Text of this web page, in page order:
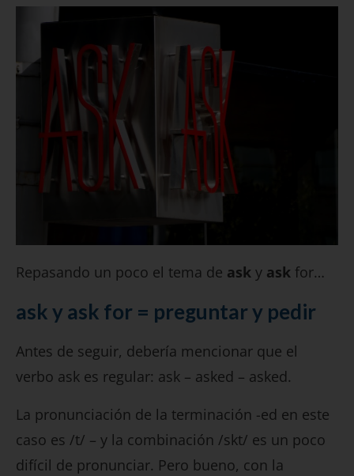
Repasando un poco el tema de ask y ask for…
ask y ask for = preguntar y pedir
Antes de seguir, debería mencionar que el
verbo ask es regular: ask – asked – asked.
La pronunciación de la terminación -ed en este
caso es /t/ – y la combinación /skt/ es un poco
difícil de pronunciar. Pero bueno, con la